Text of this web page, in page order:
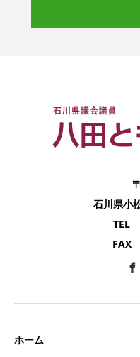
石川県小
TEL
FAX
ホーム